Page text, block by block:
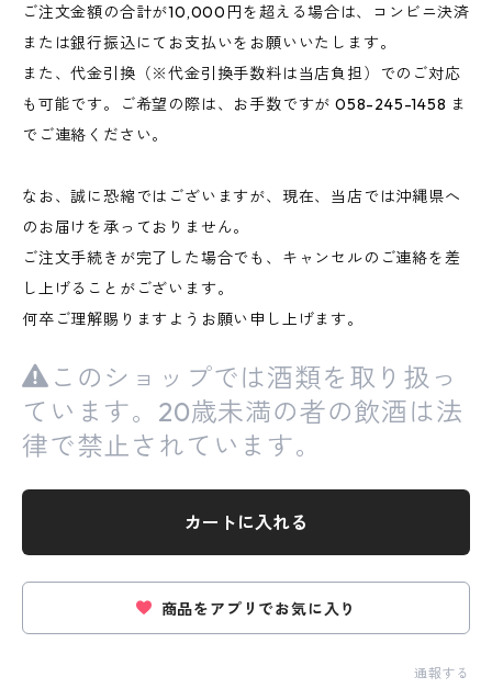
ご注文金額の合計が10,000円を超える場合は、コンビニ決済
または銀行振込にてお支払いをお願いいたします。
また、代金引換（※代金引換手数料は当店負担）でのご対応
も可能です。ご希望の際は、お手数ですが 058-245-1458 ま
でご連絡ください。
なお、誠に恐縮ではございますが、現在、当店では沖縄県へ
のお届けを承っておりません。
ご注文手続きが完了した場合でも、キャンセルのご連絡を差
し上げることがございます。
何卒ご理解賜りますようお願い申し上げます。
このショップでは酒類を取り扱っ
ています。20歳未満の者の飲酒は法
律で禁止されています。
カートに入れる
商品をアプリでお気に入り
通報する